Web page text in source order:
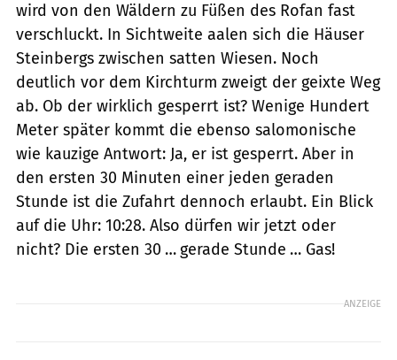
wird von den Wäldern zu Füßen des Rofan fast
verschluckt. In Sichtweite aalen sich die Häuser
Steinbergs zwischen satten Wiesen. Noch
deutlich vor dem Kirchturm zweigt der geixte Weg
ab. Ob der wirklich gesperrt ist? Wenige Hundert
Meter später kommt die ebenso salomonische
wie kauzige Antwort: Ja, er ist gesperrt. Aber in
den ersten 30 Minuten einer jeden geraden
Stunde ist die Zufahrt dennoch erlaubt. Ein Blick
auf die Uhr: 10:28. Also dürfen wir jetzt oder
nicht? Die ersten 30 … gerade Stunde … Gas!
ANZEIGE